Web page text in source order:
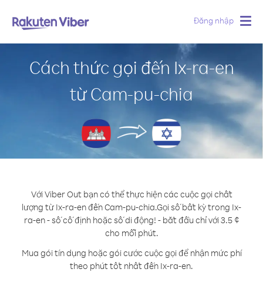
Đăng nhập
Cách thức gọi đến Ix-ra-en
từ Cam-pu-chia
Với Viber Out bạn có thể thực hiện các cuộc gọi chất
lượng từ Ix-ra-en đến Cam-pu-chia.Gọi số bất kỳ trong Ix-
ra-en - số cố định hoặc số di động! - bắt đầu chỉ với 3.5 ¢
cho mỗi phút.
Mua gói tín dụng hoặc gói cước cuộc gọi để nhận mức phí
theo phút tốt nhất đến Ix-ra-en.